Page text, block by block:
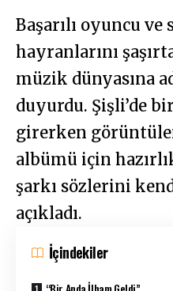
Başarılı oyuncu ve
hayranlarını
müzik dünyasına
duyurdu. Şişli’de
girerken
albümü için
şarkı sözlerini
açıkladı.
İçindekiler